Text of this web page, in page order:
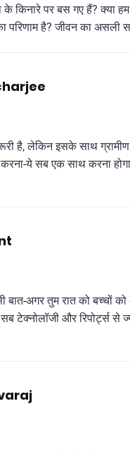
किनारे पर बस गए हैं? क्या
परिणाम है? जीवन का असली
है, लेकिन इसके साथ ग्रामीण
करना-ये सब एक साथ करना
बात-अगर तुम रात को
टेक्नोलॉजी और रिपोर्ट्स से